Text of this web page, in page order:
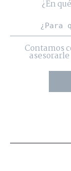
¿En
Contamos